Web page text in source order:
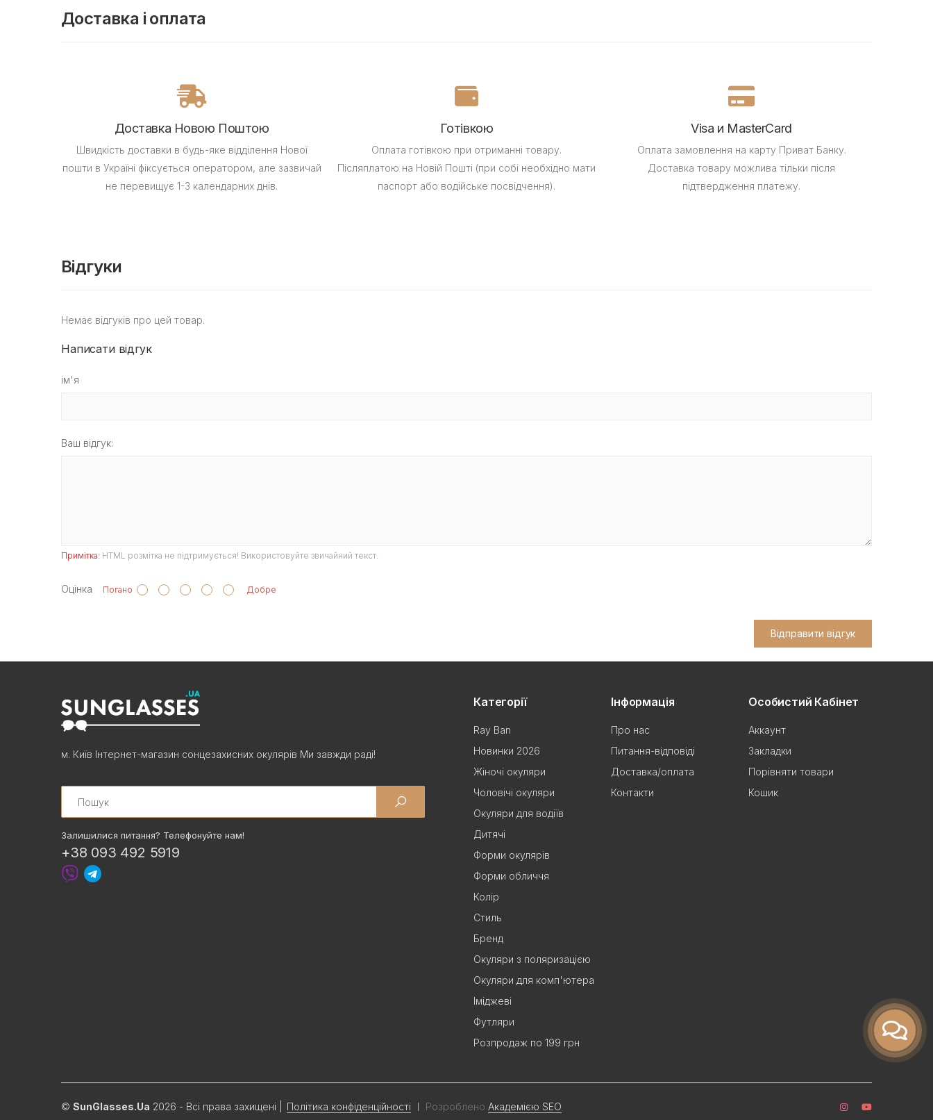
Доставка і оплата
Доставка Новою Поштою
Швидкість доставки в будь-яке відділення Нової
пошти в Україні фіксується оператором, але зазвичай
не перевищує 1-3 календарних днів.
Готівкою
Оплата готівкою при отриманні товару.
Післяплатою на Новій Пошті (при собі необхідно мати
паспорт або водійське посвідчення).
Visa и MasterCard
Оплата замовлення на карту Приват Банку.
Доставка товару можлива тільки після
підтвердження платежу.
Відгуки
Немає відгуків про цей товар.
Написати відгук
ім'я
Ваш відгук:
Примітка: HTML розмітка не підтримується! Використовуйте звичайний текст.
Оцінка Погано Добре
Відправити відгук
м. Київ Інтернет-магазин сонцезахисних окулярів Ми завжди раді!
Search
Залишилися питання? Телефонуйте нам!
+38 093 492 5919
Категорії
Ray Ban
Новинки 2026
Жіночі окуляри
Чоловічі окуляри
Окуляри для водіїв
Дитячі
Форми окулярів
Форми обличчя
Колір
Стиль
Бренд
Окуляри з поляризацією
Окуляри для комп'ютера
Іміджеві
Футляри
Розпродаж по 199 грн
Інформація
Про нас
Питання-відповіді
Доставка/оплата
Контакти
Особистий Кабінет
Аккаунт
Закладки
Порівняти товари
Кошик
© SunGlasses.Ua 2026 - Всі права захищені Політика конфіденційності Розроблено Академією SEO